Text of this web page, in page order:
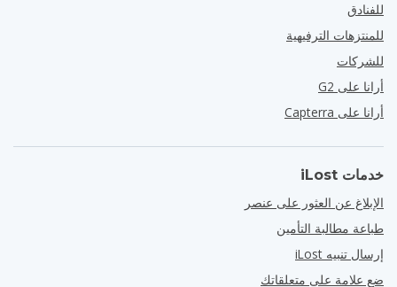
للفنادق
للمنتزهات الترفيهية
للشركات
أرانا على G2
أرانا على Capterra
خدمات iLost
الإبلاغ عن العثور على عنصر
طباعة مطالبة التأمين
إرسال تنبيه iLost
ضع علامة على متعلقاتك